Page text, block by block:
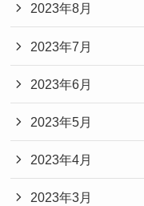
2023年8月
2023年7月
2023年6月
2023年5月
2023年4月
2023年3月